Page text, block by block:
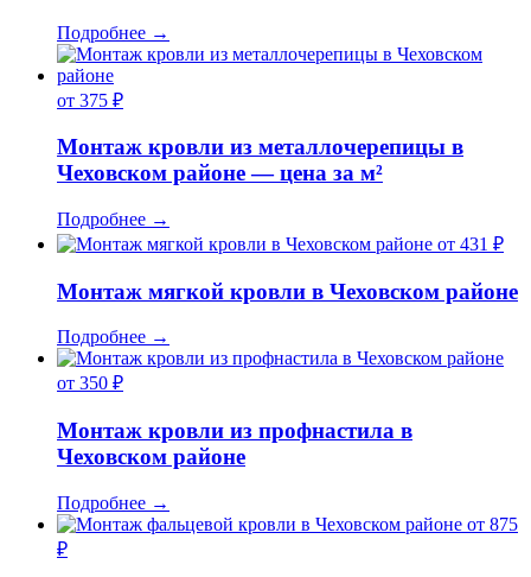
Подробнее →
от 375 ₽
Монтаж кровли из металлочерепицы в
Чеховском районе — цена за м²
Подробнее →
от 431 ₽
Монтаж мягкой кровли в Чеховском районе
Подробнее →
от 350 ₽
Монтаж кровли из профнастила в
Чеховском районе
Подробнее →
от 875
₽